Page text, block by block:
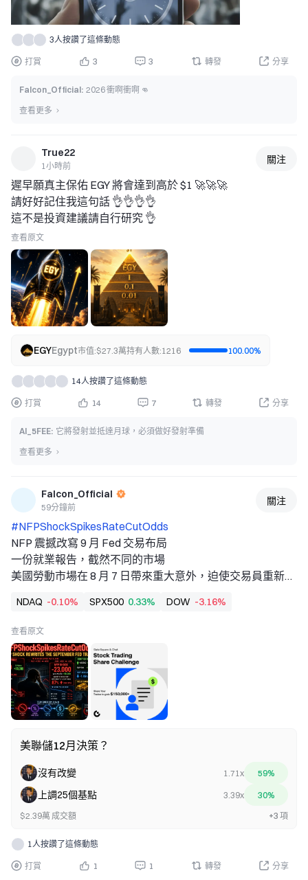
證券與商品之間的界線，而企業則希望在大力投資新產品與
基礎設施之前，取得更明確的要求。更明確的監管框架可能
降低不確定性，讓合法企業更容易規劃長期成長。
對交易者而言，投票窗口接近尾聲，形成一段值得關注市場
市場情緒。交易者可能對新聞標題、政治訊號、投票進度，
以及圍繞實施的預期做出反應。這可能在 Bitcoin、
然而，交易者應記住，政治發展不會自動轉化為立即的價格
上漲。
3人按讚了這條動態
打賞 3 3 轉發 分享
Falcon_Official: 2026 衝啊衝啊 👊
查看更多
True22
1小時前
關注
遲早願真主保佑 EGY 將會達到高於 $1 🚀🚀🚀
請好好記住我這句話 👌👌👌👌
這不是投資建議請自行研究 👌
查看原文
EGYEgypt市值:$27.3萬持有人數:1216 100.00%
14人按讚了這條動態
打賞 14 7 轉發 分享
Al_5FEE: 它將發射並抵達月球，必須做好發射準備
查看更多
Falcon_Official
59分鐘前
關注
#NFPShockSpikesRateCutOdds
NFP 震撼改寫 9 月 Fed 交易布局
一份就業報告，截然不同的市場
美國勞動市場在 8 月 7 日帶來重大意外，迫使交易員重新思
23,000 人，遠低於市場預期的增加 80,000 人，也低於經濟
學家預測區間的最低值。
在先前數據遭到下修後，這項疲弱表現變得更加顯著。5 月
就業人數從增加 129,000 人下修至增加 63,000 人，而 6 月
則從增加 57,000 人下修至僅增加 20,000 人。5 月和 6 月的
修正合計從先前估計中刪除了 103,000 個職位。
連續三個月的就業動能減弱，如今提出了一個更大的問題：
美國勞動市場是否正以快於政策制定者預期的速度失去動
能？
各市場的反應立即出現。
非農就業報告公布後：
• Nasdaq 開盤上漲 0.77%
• S&P 500 開盤上漲 0.33%
• Dow Jones 開盤上漲 0.10%
• 現貨黃金上漲約 40 美元至 4,351.43 美元
NDAQ -0.10% SPX500 0.33% DOW -3.16%
查看原文
美聯儲12月決策？
沒有改變 1.71x 59%
上調25個基點 3.39x 30%
$2.39萬 成交額 +3 項
1人按讚了這條動態
打賞 1 1 轉發 分享